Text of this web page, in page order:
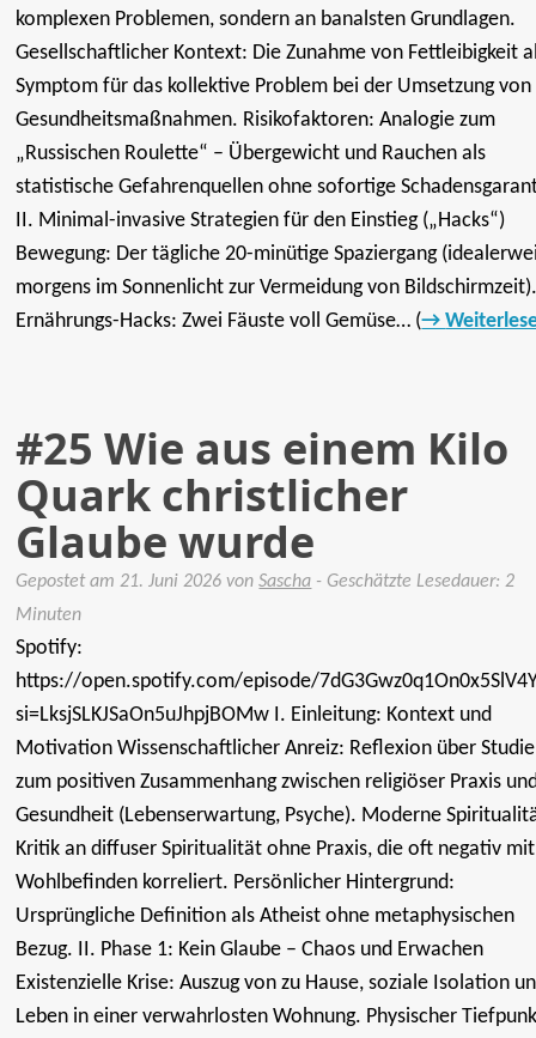
komplexen Problemen, sondern an banalsten Grundlagen.
Gesellschaftlicher Kontext: Die Zunahme von Fettleibigkeit
Symptom für das kollektive Problem bei der Umsetzung von
Gesundheitsmaßnahmen. Risikofaktoren: Analogie zum
„Russischen Roulette“ – Übergewicht und Rauchen als
statistische Gefahrenquellen ohne sofortige
II. Minimal-invasive Strategien für den Einstieg („Hacks“)
Bewegung: Der tägliche 20-minütige Spaziergang
morgens im Sonnenlicht zur Vermeidung von
Ernährungs-Hacks: Zwei Fäuste voll Gemüse… (
#25 Wie aus einem Kilo
Quark christlicher
Glaube wurde
Gepostet am21. Juni 2026vonSascha - Geschätzte Lesedauer: 2
Minuten
Spotify:
https://open.spotify.com/episode/
si=LksjSLKJSaOn5uJhpjBOMw I. Einleitung: Kontext und
Motivation Wissenschaftlicher Anreiz: Reflexion über
zum positiven Zusammenhang zwischen religiöser Praxis
Gesundheit (Lebenserwartung, Psyche). Moderne
Kritik an diffuser Spiritualität ohne Praxis, die oft negativ mit
Wohlbefinden korreliert. Persönlicher Hintergrund:
Ursprüngliche Definition als Atheist ohne metaphysischen
Bezug. II. Phase 1: Kein Glaube – Chaos und Erwachen
Existenzielle Krise: Auszug von zu Hause, soziale Isolation
Leben in einer verwahrlosten Wohnung. Physischer